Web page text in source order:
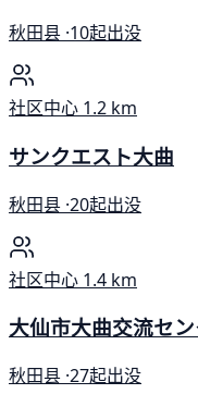
秋田县 ·10起出没
社区中心 1.2 km
サンクエスト大曲
秋田县 ·20起出没
社区中心 1.4 km
大仙市大曲交流セ
秋田县 ·27起出没